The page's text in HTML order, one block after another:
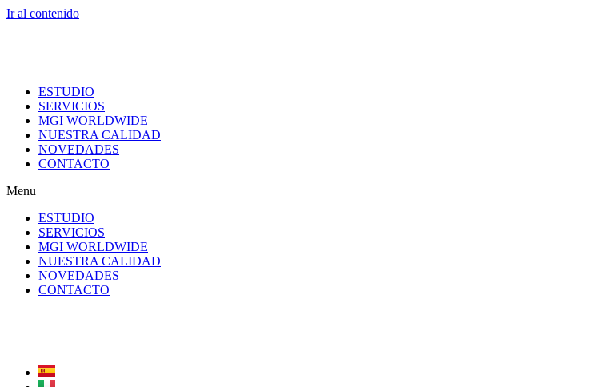
Ir al contenido
ESTUDIO
SERVICIOS
MGI WORLDWIDE
NUESTRA CALIDAD
NOVEDADES
CONTACTO
Menu
ESTUDIO
SERVICIOS
MGI WORLDWIDE
NUESTRA CALIDAD
NOVEDADES
CONTACTO